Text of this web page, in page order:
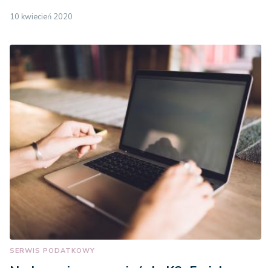
10 kwiecień 2020
SERWIS PODATKOWY